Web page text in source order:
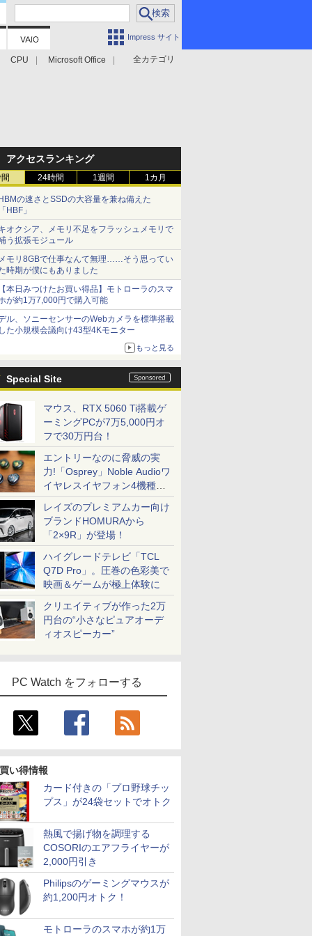
Impress サイト
全カテゴリ
CPU Microsoft Office
アクセスランキング
24時間 1週間 1カ月
の速さとSSDの大容量を兼ね備えた
HBF」
オクシア、メモリ不足をフラッシュメモリで
う拡張モジュール
モリ8GBで仕事なんて無理……そう思ってい
時期が僕にもありました
本日みつけたお買い得品】モトローラのスマ
が約1万7,000円で購入可能
ル、ソニーセンサーのWebカメラを標準搭載
た小規模会議向け43型4Kモニター
もっと見る
Special Site
マウス、RTX 5060 Ti搭載ゲ
ーミングPCが7万5,000円オ
フで30万円台！
エントリーなのに脅威の実
力!「Osprey」Noble Audioワ
イヤレスイヤフォン4機種を
一気に聴く
レイズのプレミアムカー向け
ブランドHOMURAから
「2×9R」が登場！
ハイグレードテレビ「TCL
Q7D Pro」。圧巻の色彩美で
映画＆ゲームが極上体験に
クリエイティブが作った2万
円台の“小さなピュアオーデ
ィオスピーカー”
PC Watch をフォローする
い得情報
カード付きの「プロ野球チッ
プス」が24袋セットでオトク
熱風で揚げ物を調理する
COSORIのエアフライヤーが
2,000円引き
Philipsのゲーミングマウスが
約1,200円オトク！
モトローラのスマホが約1万